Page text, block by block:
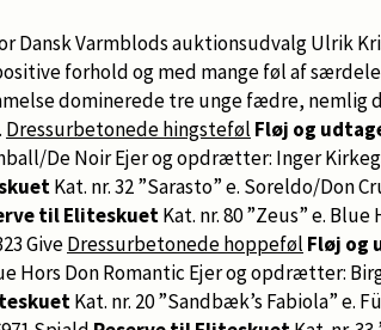
Dansk Varmblods auktionsudvalg Ulrik
forhold og med mange føl af
dominerede tre unge fædre, nemlig
Dressurbetonede hingsteføl Fløj og
De Noir Ejer og opdrætter: Inger
Kat. nr. 32 ”Sarasto” e. Soreldo/Don
til EliteskuetKat. nr. 80 ”Zeus” e.
GiveDressurbetonede hoppeføl Fløj og
Hors Don Romantic Ejer og opdrætter:
Kat. nr. 20 ”Sandbæk’s Fabiola” e.